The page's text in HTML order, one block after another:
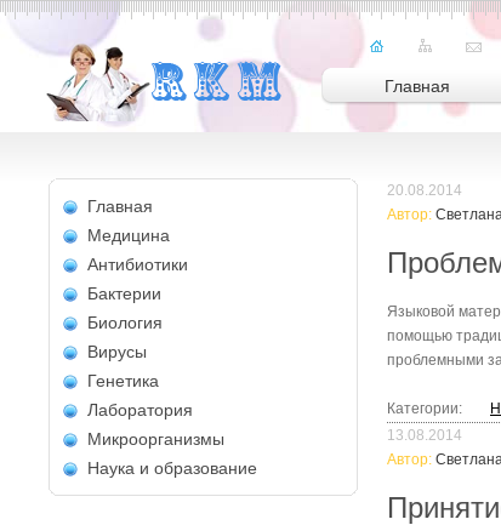
Главная
Главная
Медицина
Антибиотики
Бактерии
Биология
Вирусы
Генетика
Лаборатория
Микроорганизмы
Наука и образование
20.08.2014
Автор:
Языковой
помощью
проблемными
Категории:
13.08.2014
Автор: